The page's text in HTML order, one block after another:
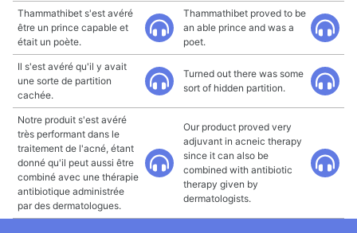
Thammathibet s'est avéré
être un prince capable et
était un poète.
Thammathibet proved to be
an able prince and was a
poet.
Il s'est avéré qu'il y avait
une sorte de partition
cachée.
Turned out there was some
sort of hidden partition.
Notre produit s'est avéré
très performant dans le
traitement de l'acné, étant
donné qu'il peut aussi être
combiné avec une thérapie
antibiotique administrée
par des dermatologues.
Our product proved very
adjuvant in acneic therapy
since it can also be
combined with antibiotic
therapy given by
dermatologists.